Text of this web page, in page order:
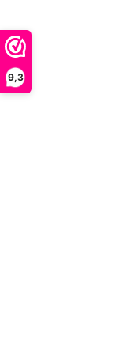
9,3